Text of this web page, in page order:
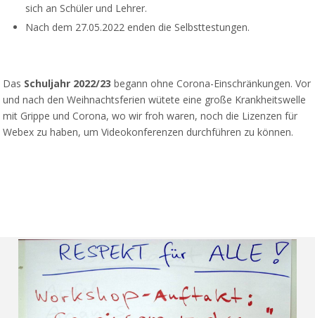
sich an Schüler und Lehrer.
Nach dem 27.05.2022 enden die Selbsttestungen.
Das Schuljahr 2022/23 begann ohne Corona-Einschränkungen. Vor
und nach den Weihnachtsferien wütete eine große Krankheitswelle
mit Grippe und Corona, wo wir froh waren, noch die Lizenzen für
Webex zu haben, um Videokonferenzen durchführen zu können.